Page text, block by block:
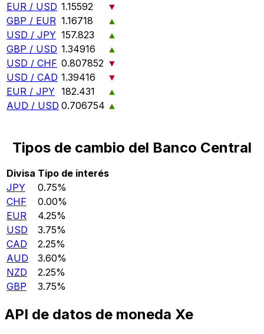
EUR / USD 1.15592
▼
GBP / EUR 1.16718
▲
USD / JPY 157.823
▲
GBP / USD 1.34916
▲
USD / CHF 0.807852 ▼
USD / CAD 1.39416
▼
EUR / JPY 182.431
▲
AUD / USD 0.706754 ▲
Tipos de cambio del Banco Central
Divisa Tipo de interés
JPY
0.75%
CHF
0.00%
EUR
4.25%
USD
3.75%
CAD
2.25%
AUD
3.60%
NZD
2.25%
GBP
3.75%
API de datos de moneda Xe